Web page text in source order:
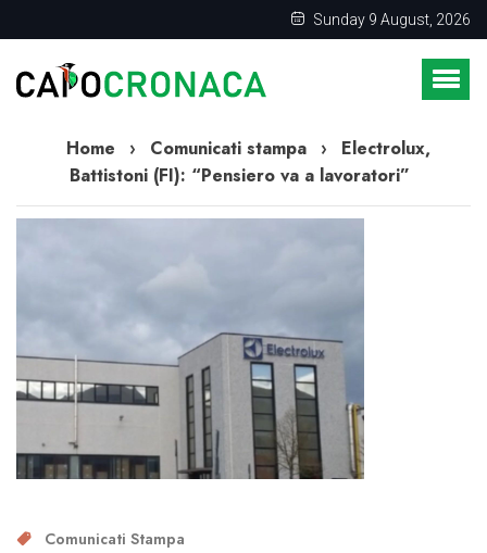
Sunday 9 August, 2026
Home › Comunicati stampa ›
Electrolux,
Battistoni (FI): “Pensiero va a lavoratori”
Comunicati Stampa